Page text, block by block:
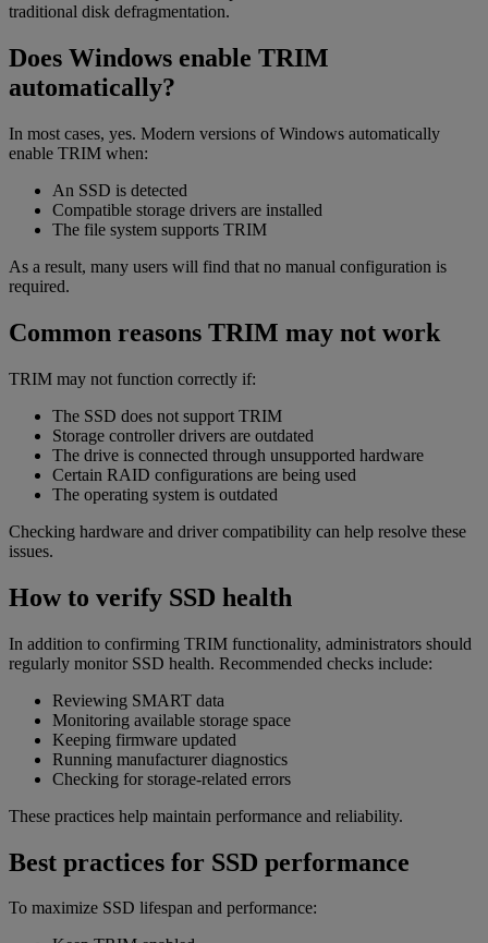
traditional disk defragmentation.
Does Windows enable TRIM
automatically?
In most cases, yes. Modern versions of Windows automatically
enable TRIM when:
An SSD is detected
Compatible storage drivers are installed
The file system supports TRIM
As a result, many users will find that no manual configuration is
required.
Common reasons TRIM may not work
TRIM may not function correctly if:
The SSD does not support TRIM
Storage controller drivers are outdated
The drive is connected through unsupported hardware
Certain RAID configurations are being used
The operating system is outdated
Checking hardware and driver compatibility can help resolve these
issues.
How to verify SSD health
In addition to confirming TRIM functionality, administrators should
regularly monitor SSD health. Recommended checks include:
Reviewing SMART data
Monitoring available storage space
Keeping firmware updated
Running manufacturer diagnostics
Checking for storage-related errors
These practices help maintain performance and reliability.
Best practices for SSD performance
To maximize SSD lifespan and performance: